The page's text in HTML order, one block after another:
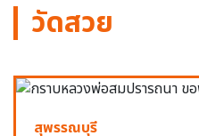
วัดสวย
สุพรรณบุรี